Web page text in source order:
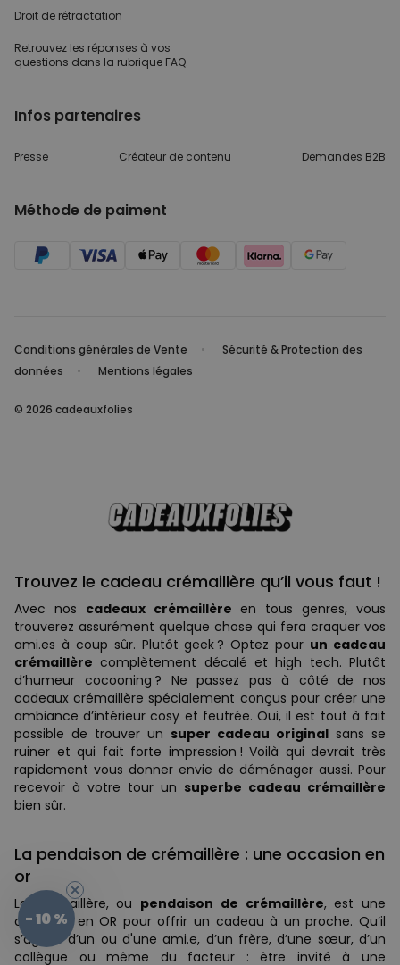
Droit de rétractation
Retrouvez les réponses à vos
questions dans la rubrique FAQ.
Infos partenaires
Presse Créateur de contenu Demandes B2B
Méthode de paiment
Conditions générales de Vente
Sécurité & Protection des
données
Mentions légales
© 2026 cadeauxfolies
Trouvez le cadeau crémaillère qu’il vous faut !
Avec nos cadeaux crémaillère en tous genres, vous
trouverez assurément quelque chose qui fera craquer vos
ami.es à coup sûr. Plutôt geek ? Optez pour un cadeau
crémaillère complètement décalé et high tech. Plutôt
d’humeur cocooning ? Ne passez pas à côté de nos
cadeaux crémaillère spécialement conçus pour créer une
ambiance d’intérieur cosy et feutrée. Oui, il est tout à fait
possible de trouver un super cadeau originalsans se
ruiner et qui fait forte impression ! Voilà qui devrait très
rapidement vous donner envie de déménager aussi. Pour
recevoir à votre tour un superbe cadeau crémaillère
bien sûr.
La pendaison de crémaillère : une occasion en
or
La crémaillère, ou pendaison de crémaillère, est une
occasion en OR pour offrir un cadeau à un proche. Qu’il
s’agisse d’un ou d'une ami.e, d’un frère, d’une sœur, d’un
collègue ou même du facteur : être invité à une
- 10 %